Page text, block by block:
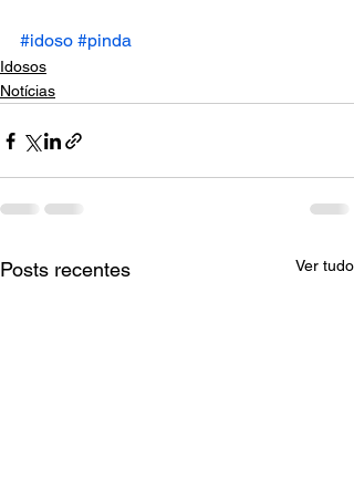
#idoso #pinda
Idosos
Notícias
Posts recentes Ver tudo